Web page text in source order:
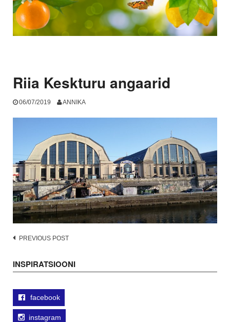
Riia Keskturu angaarid
06/07/2019 ANNIKA
Post
PREVIOUS POST
INSPIRATSIOONI
facebook
instagram